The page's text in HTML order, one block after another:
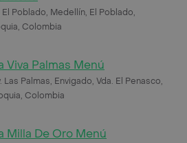
Poblado, Medellín, El Poblado,
Colombia
Viva Palmas Menú
Las Palmas, Envigado, Vda. El Penasco,
Colombia
Milla De Oro Menú